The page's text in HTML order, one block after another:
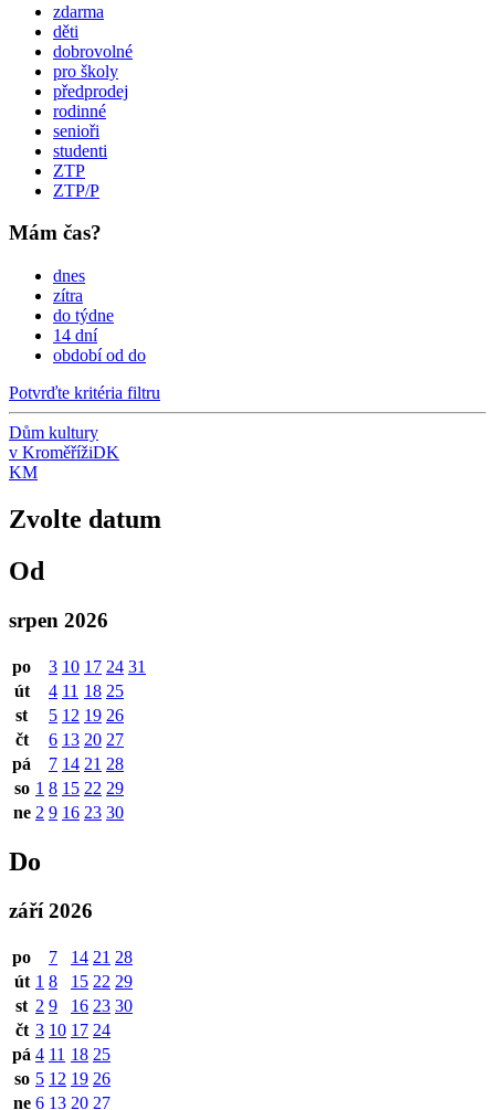
zdarma
děti
dobrovolné
pro školy
předprodej
rodinné
senioři
studenti
ZTP
ZTP/P
Mám čas?
dnes
zítra
do týdne
14 dní
období od do
Potvrďte kritéria filtru
Dům kultury
v KroměřížiDK
KM
Zvolte datum
Od
srpen 2026
po 3 10 17 24 31
út
4 11 18 25
st
5 12 19 26
čt
6 13 20 27
pá
7 14 21 28
so 1 8 15 22 29
ne 2 9 16 23 30
Do
září 2026
po 7 14 21 28
út 1 8 15 22 29
st 2 9 16 23 30
čt 3 10 17 24
pá 4 11 18 25
so 5 12 19 26
ne 6 13 20 27